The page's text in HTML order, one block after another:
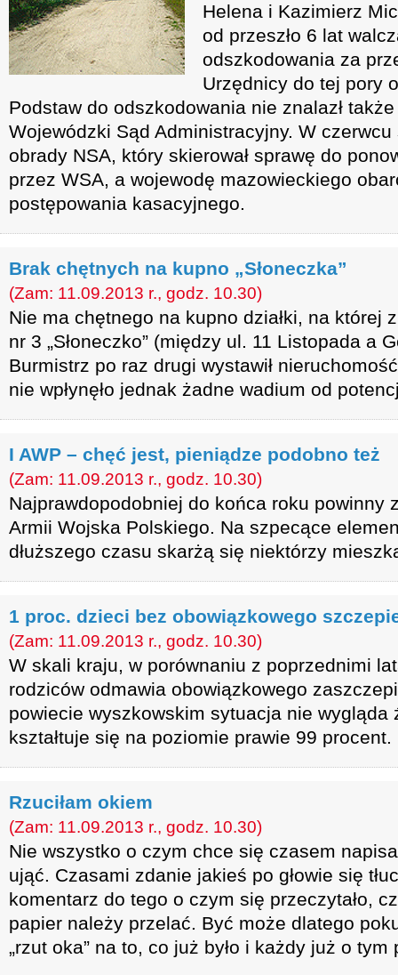
Helena i Kazimierz
od przeszło 6 lat
odszkodowania za
Urzędnicy do tej pory
Podstaw do odszkodowania nie znalazł
Wojewódzki Sąd Administracyjny. W czerwcu
obrady NSA, który skierował sprawę do
przez WSA, a wojewodę mazowieckiego
postępowania kasacyjnego.
Brak chętnych na kupno „Słoneczka”
(Zam: 11.09.2013 r., godz. 10.30)
Nie ma chętnego na kupno działki, na której
nr 3 „Słoneczko” (między ul. 11 Listopada a
Burmistrz po raz drugi wystawił
nie wpłynęło jednak żadne wadium od
I AWP – chęć jest, pieniądze podobno też
(Zam: 11.09.2013 r., godz. 10.30)
Najprawdopodobniej do końca roku powinny
Armii Wojska Polskiego. Na szpecące
dłuższego czasu skarżą się niektórzy
1 proc. dzieci bez obowiązkowego
(Zam: 11.09.2013 r., godz. 10.30)
W skali kraju, w porównaniu z poprzednimi
rodziców odmawia obowiązkowego
powiecie wyszkowskim sytuacja nie wygląda
kształtuje się na poziomie prawie 99 procent.
Rzuciłam okiem
(Zam: 11.09.2013 r., godz. 10.30)
Nie wszystko o czym chce się czasem
ująć. Czasami zdanie jakieś po głowie się
komentarz do tego o czym się przeczytało,
papier należy przelać. Być może dlatego
„rzut oka” na to, co już było i każdy już o tym